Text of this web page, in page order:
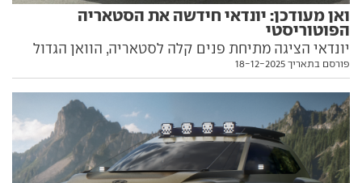
ואן מעודכן: יונדאי חידשה את הסטאריה
הפוטוריסטי
יונדאי הציגה מתיחת פנים קלה לסטאריה, הוואן הגדול
והייחודי למראה. כל הפרטים הפנים, כולל מה השתנה בו,
פורסם בתאריך 18-12-2025